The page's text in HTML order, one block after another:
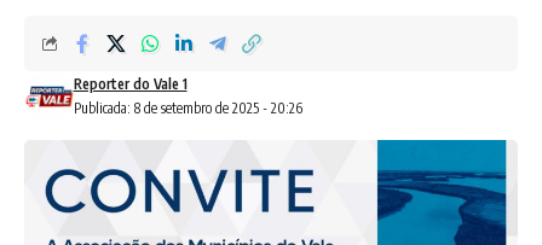
Publicada: 8 de setembro de 2025 - 20:26
Reporter do Vale 1